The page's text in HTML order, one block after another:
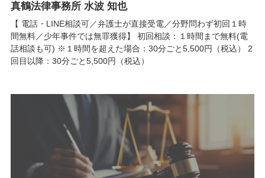
真鶴法律事務所 水波 知也
【 電話・LINE相談可／弁護士が直接受電／分野問わず初回１時
間無料／少年事件では無罪獲得】 初回相談：１時間まで無料(電
話相談も可) ※１時間を超えた場合：30分ごと5,500円（税込） 2
回目以降：30分ごと5,500円（税込）